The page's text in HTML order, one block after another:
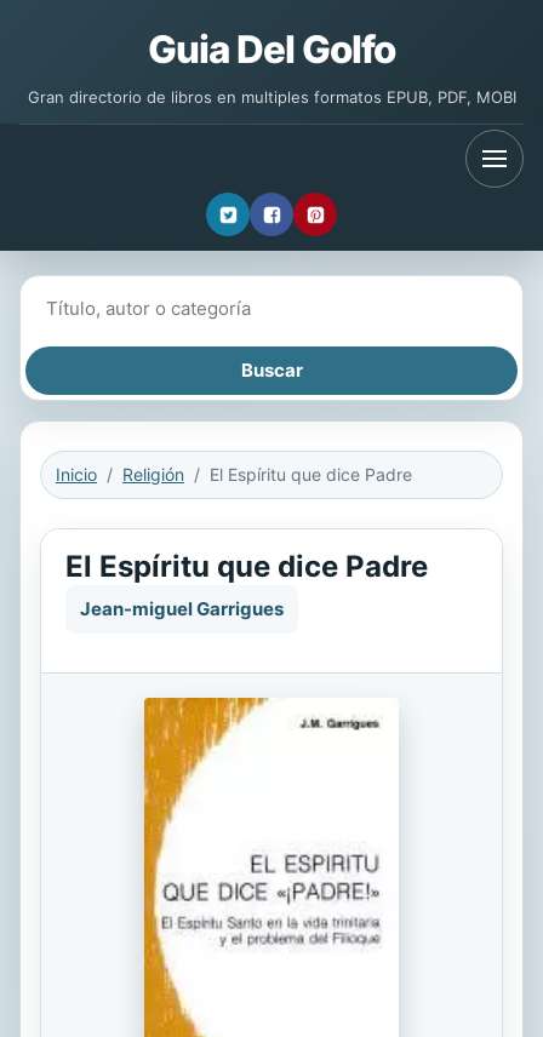
Guia Del Golfo
Gran directorio de libros en multiples formatos EPUB, PDF, MOBI
Inicio Religión El Espíritu que dice Padre
El Espíritu que dice Padre
Jean-miguel Garrigues